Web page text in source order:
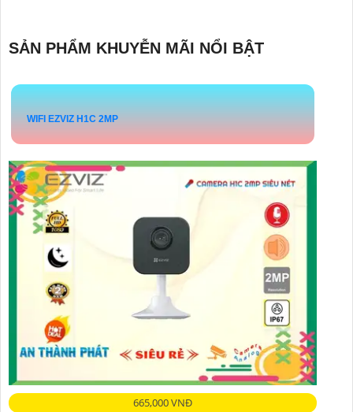
SẢN PHẨM KHUYỄN MÃI NỔI BẬT
WIFI EZVIZ H1C 2MP
665,000 VNĐ